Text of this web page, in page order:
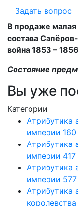
Задать вопрос
В продаже малая
состава
война 1853 – 1856
Состояние
Вы уже
Категории
Атрибутика
империи 160
Атрибутика
империи 417
Атрибутика
империи 577
Атрибутика
королевства